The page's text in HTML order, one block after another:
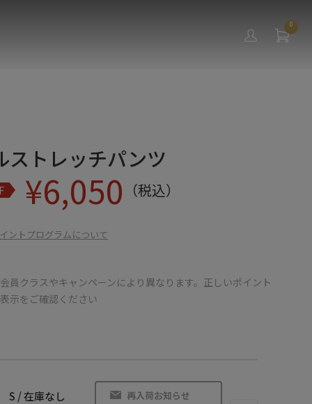
0
ストレッチパンツ
¥6,050 （税込）
ントプログラムについて
員クラスやキャンペーンにより異なります。正しいポイント
示をご確認ください
S / 在庫なし 再入荷お知らせ